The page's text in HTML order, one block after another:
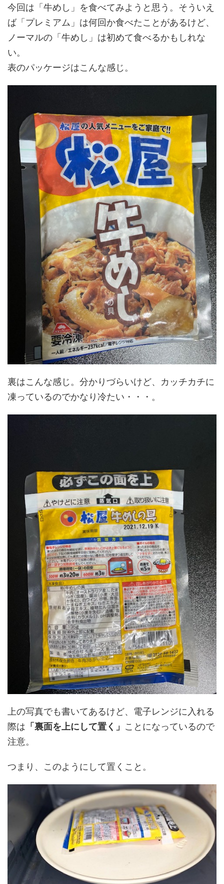
今回は「牛めし」を食べてみようと思う。そういえ
ば「プレミアム」は何回か食べたことがあるけど、
ノーマルの「牛めし」は初めて食べるかもしれな
い。
表のパッケージはこんな感じ。
裏はこんな感じ。分かりづらいけど、カッチカチに
凍っているのでかなり冷たい・・・。
上の写真でも書いてあるけど、電子レンジに入れる
際は 「裏面を上にして置く」 ことになっているので
注意。
つまり、このようにして置くこと。